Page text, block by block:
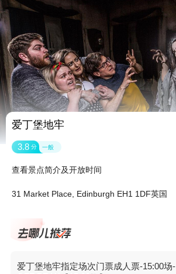
爱丁堡地牢
3.8 分 一般
查看景点简介及开放时间
31 Market Place, Edinburgh EH1 1DF英国
爱丁堡地牢指定场次门票成人票-15:00场-
